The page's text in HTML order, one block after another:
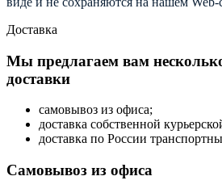
Доставка
Мы предлагаем вам
доставки
самовывоз из офиса;
доставка собственной
доставка по России
Самовывоз из офиса